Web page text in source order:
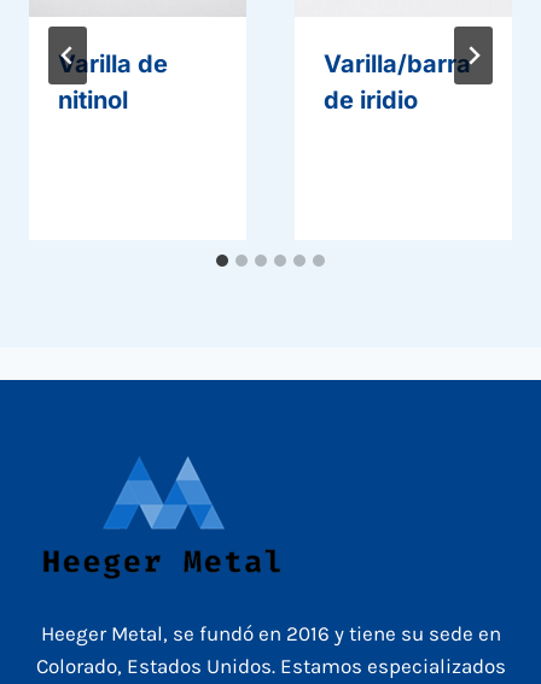
Varilla de
nitinol
Varilla/barra
de iridio
Heeger Metal, se fundó en 2016 y tiene su sede en
Colorado, Estados Unidos. Estamos especializados